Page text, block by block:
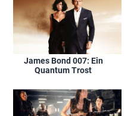
James Bond 007: Ein
Quantum Trost